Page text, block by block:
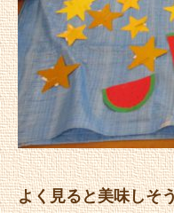
よく見ると美味しそ